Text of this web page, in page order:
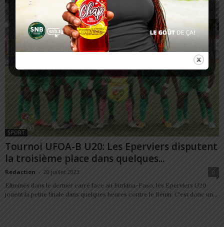
SPORT
Tournoi UFOA-B U20: Les Eperviers disputent
la troisième place dans quelques...
Redaction - 20 juillet 2023
0
Eliminés dans le dernier carré face au Burkina-Faso, les Eperviers U20
jouent la petite finale dans quelques heures contre le Bénin. C'est donc un...